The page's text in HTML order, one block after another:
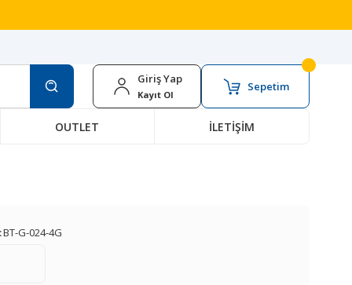
Giriş Yap
Kayıt Ol
Sepetim
OUTLET İLETİŞİM
BT-G-024-4G